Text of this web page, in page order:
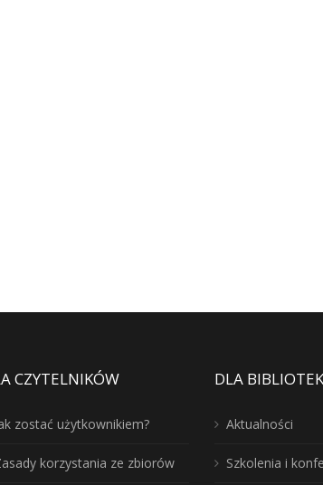
CZYTELNIKÓW
zostać użytkownikiem?
korzystania ze zbiorów
DLA
Aktualności
Szkolenia i